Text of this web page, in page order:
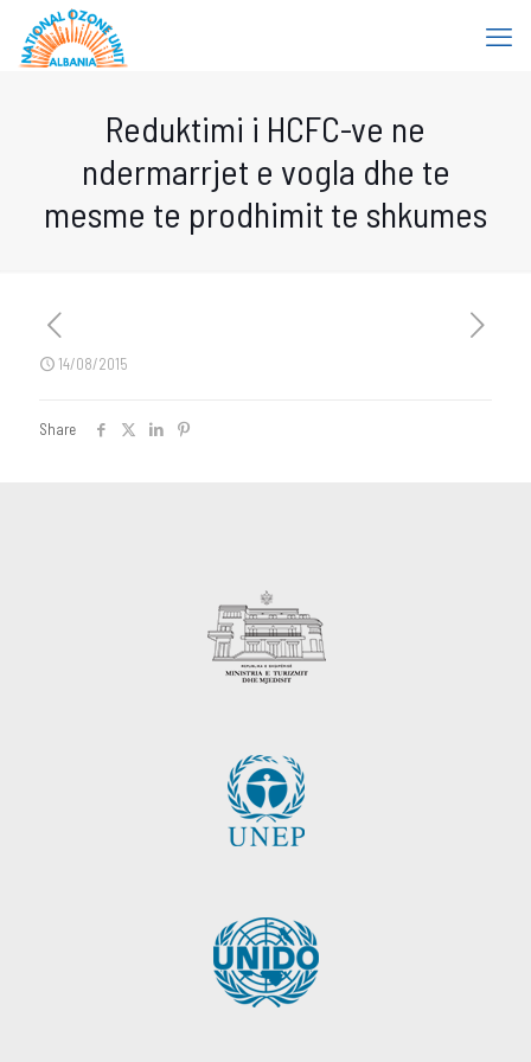
Reduktimi i HCFC-ve ne
ndermarrjet e vogla dhe te
mesme te prodhimit te shkumes
14/08/2015
Share